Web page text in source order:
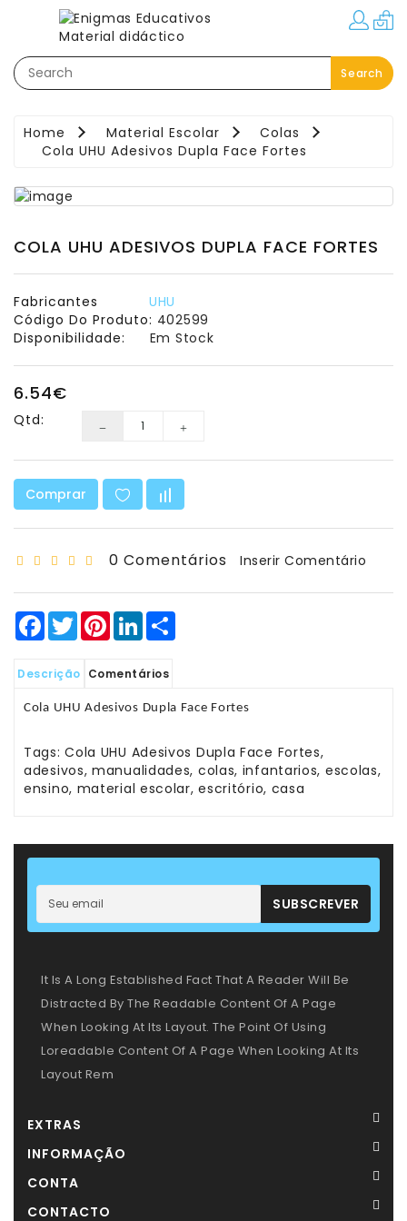
Search
Categorias
Festas–
Material
Movimento:
Interior
-
Exterior
Matemática
Ciência
E
Robótica
Escolar
Manualidades
Equipamento
Sala
Sacos
T-
Shirt
-
–
-
Descobertas
Home Material Escolar
Colas
Cola UHU Adesivos Dupla Face Fortes
COLA UHU ADESIVOS DUPLA FACE FORTES
Fabricantes
UHU
Código Do Produto: 402599
Disponibilidade:
Em Stock
6.54€
Qtd:
Comprar
0 Comentários Inserir Comentário
Facebook
TwitterPinterestLinkedIn
Descrição Comentários
Cola UHU Adesivos Dupla Face Fortes
Tags:Cola UHU Adesivos Dupla Face Fortes,
adesivos,manualidades, colas, infantarios, escolas,
ensino, material escolar,escritório, casa
SUBSCREVER
It Is A Long Established Fact That A Reader Will Be
Distracted By The Readable Content Of A Page
When Looking At Its Layout. The Point Of Using
Loreadable Content Of A Page When Looking At Its
Layout Rem
EXTRAS
INFORMAÇÃO
CONTA
CONTACTO